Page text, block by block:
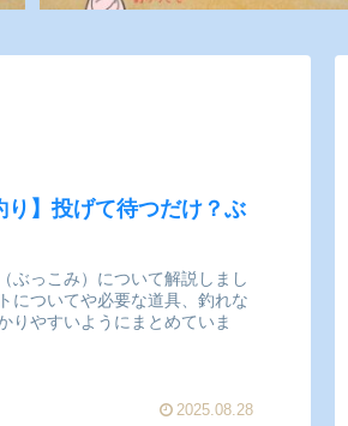
】投げて待つだけ？ぶ
ぶっこみ）について解説しまし
についてや必要な道具、釣れな
りやすいようにまとめていま
2025.08.28